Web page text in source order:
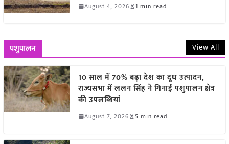
August 4, 2026 1 min read
पशुपालन View All
10 साल में 70% बढ़ा देश का दूध उत्पादन,
राज्यसभा में ललन सिंह ने गिनाईं पशुपालन क्षेत्र
की उपलब्धियां
August 7, 2026 5 min read